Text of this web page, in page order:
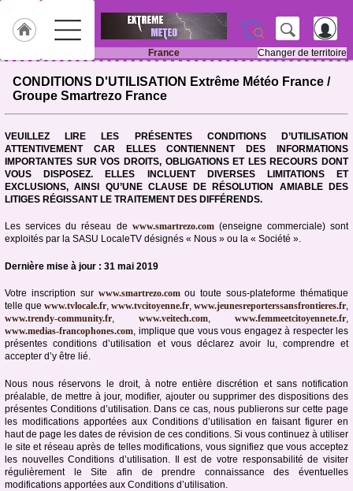
France
Changer de territoire
Accueil
des
Gazette
Vidéos
CONDITIONS D'UTILISATION Extrême Météo France /
Groupe Smartrezo France
VEUILLEZ LIRE LES PRÉSENTES CONDITIONS D’UTILISATION
ATTENTIVEMENT CAR ELLES CONTIENNENT DES INFORMATIONS
IMPORTANTES SUR VOS DROITS, OBLIGATIONS ET LES RECOURS DONT
VOUS DISPOSEZ. ELLES INCLUENT DIVERSES LIMITATIONS ET
EXCLUSIONS, AINSI QU’UNE CLAUSE DE RÉSOLUTION AMIABLE DES
LITIGES RÉGISSANT LE TRAITEMENT DES DIFFÉRENDS.
Les services du réseau de www.smartrezo.com(enseigne commerciale) sont
exploités par la SASU LocaleTV désignés « Nous » ou la « Société ».
Dernière mise à jour : 31 mai 2019
Votre inscription sur www.smartrezo.comou toute sous-plateforme thématique
telle que www.tvlocale.fr, www.tvcitoyenne.fr, www.jeunesreporterssansfrontieres.fr,
www.trendy-community.fr, www.veitech.com, www.femmeetcitoyennete.fr,
www.medias-francophones.com, implique que vous vous engagez à respecter les
présentes conditions d’utilisation et vous déclarez avoir lu, comprendre et
accepter d’y être lié.
Nous nous réservons le droit, à notre entière discrétion et sans notification
préalable, de mettre à jour, modifier, ajouter ou supprimer des dispositions des
présentes Conditions d’utilisation. Dans ce cas, nous publierons sur cette page
les modifications apportées aux Conditions d’utilisation en faisant figurer en
haut de page les dates de révision de ces conditions. Si vous continuez à utiliser
le site et réseau après de telles modifications, vous signifiez que vous acceptez
les nouvelles Conditions d’utilisation. Il est de votre responsabilité de visiter
régulièrement le Site afin de prendre connaissance des éventuelles
modifications apportées aux Conditions d’utilisation.